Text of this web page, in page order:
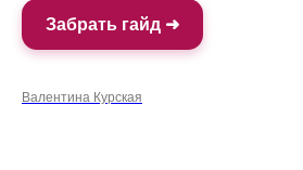
Забрать гайд ➜
Валентина Курская